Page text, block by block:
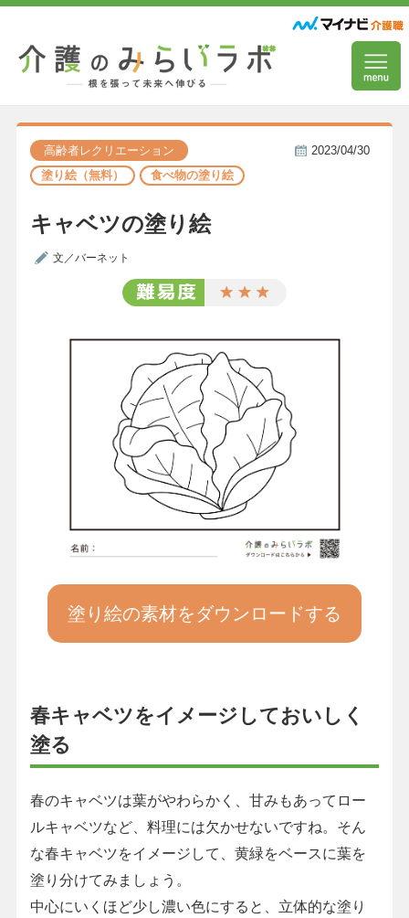
高齢者レクリエーション
塗り絵（無料）
食べ物の塗り絵
2023/04/30
キャベツの塗り絵
文／バーネット
塗り絵の素材をダウンロードする
春キャベツをイメージしておいしく
塗る
春のキャベツは葉がやわらかく、甘みもあってロー
ルキャベツなど、料理には欠かせないですね。そん
な春キャベツをイメージして、黄緑をベースに葉を
塗り分けてみましょう。
中心にいくほど少し濃い色にすると、立体的な塗り